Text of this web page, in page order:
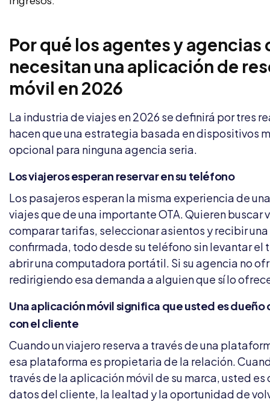
Por qué los agentes y agencias
necesitan una aplicación de
móvil en 2026
La industria de viajes en 2026 se definirá por tres
hacen que una estrategia basada en dispositivos
opcional para ninguna agencia seria.
Los viajeros esperan reservar en su teléfono
Los pasajeros esperan la misma experiencia de
viajes que de una importante OTA. Quieren buscar
comparar tarifas, seleccionar asientos y recibir una
confirmada, todo desde su teléfono sin levantar el
abrir una computadora portátil. Si su agencia no
redirigiendo esa demanda a alguien que sí lo
Una aplicación móvil significa que usted es dueño
con el cliente
Cuando un viajero reserva a través de una
esa plataforma es propietaria de la relación.
través de la aplicación móvil de su marca, usted es
datos del cliente, la lealtad y la oportunidad de